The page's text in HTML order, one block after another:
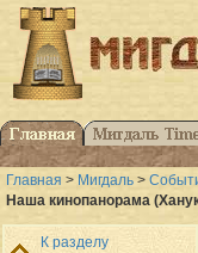
Главная > Мигдаль >
Наша кинопанорама
К разделу